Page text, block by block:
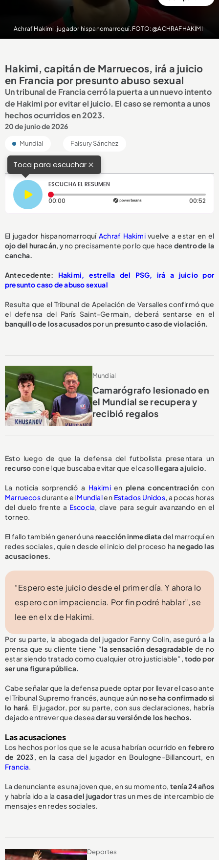
Achraf Hakimi, jugador hispanomarroquí. FOTO: @ACHRAFHAKIMI
Hakimi, capitán de Marruecos, irá a juicio
en Francia por presunto abuso sexual
Un tribunal de Francia cerró la puerta a un nuevo intento
de Hakimi por evitar el juicio. El caso se remonta a unos
hechos ocurridos en 2023.
20 de junio de 2026
Mundial Faisury Sánchez
Toca para escuchar×
ESCUCHA EL RESUMEN
00:00 Tiempo transcurrido: 0 segundos 00:52
El jugador hispanomarroquí Achraf Hakimivuelve a estar en el
ojo del huracán, y no precisamente por lo que hace dentro de la
cancha.
Antecedente: Hakimi, estrella del PSG, irá a juicio por
presunto caso de abuso sexual
Resulta que el Tribunal de Apelación de Versalles confirmó que
el defensa del París Saint-Germain, deberá sentarse en el
banquillo de los acusadospor unpresunto caso de violación.
Mundial
Camarógrafo lesionado en
el Mundial se recupera y
recibió regalos
Esto luego de que la defensa del futbolista presentara un
recursocon el que buscaba evitar que el casollegara a juicio.
La noticia sorprendió a Hakimien plena concentracióncon
Marruecosdurante elMundialen Estados Unidos, a pocas horas
del duelo frente a Escocia, clave para seguir avanzando en el
torneo.
El fallo también generó una reacción inmediatadel marroquí en
redes sociales, quien desde el inicio del proceso hanegado las
acusaciones.
“Espero este juicio desde el primer día. Y ahora lo
espero con impaciencia. Por fin podré hablar”, se
lee en el x de Hakimi.
Por su parte, la abogada del jugador Fanny Colin, aseguró a la
prensa que su cliente tiene “la sensación desagradable de no
estar siendo tratado como cualquier otro justiciable”, todo por
ser una figura pública.
Cabe señalar que la defensa puede optar por llevar el caso ante
el Tribunal Supremo francés, aunque aúnno se ha confirmado si
lo hará. El jugador, por su parte, con sus declaraciones, habría
dejado entrever que deseadar su versión de los hechos.
Las acusaciones
Los hechos por los que se le acusa habrían ocurrido en febrero
de 2023, en la casa del jugador en Boulogne-Billancourt, en
Francia.
La denunciante es una joven que, en su momento, tenía 24 años
y habría ido a la casa del jugadortras un mes de intercambio de
mensajes en redes sociales.
Deportes